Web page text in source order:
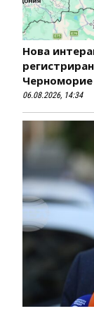
Нова
Черноморие
06.08.2026, 14:34